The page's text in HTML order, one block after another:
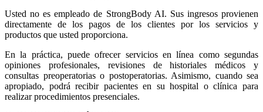
Usted no es empleado de StrongBody AI. Sus ingresos provienen
directamente de los pagos de los clientes por los servicios y
productos que usted proporciona.
En la práctica, puede ofrecer servicios en línea como segundas
opiniones profesionales, revisiones de historiales médicos y
consultas preoperatorias o postoperatorias. Asimismo, cuando sea
apropiado, podrá recibir pacientes en su hospital o clínica para
realizar procedimientos presenciales.